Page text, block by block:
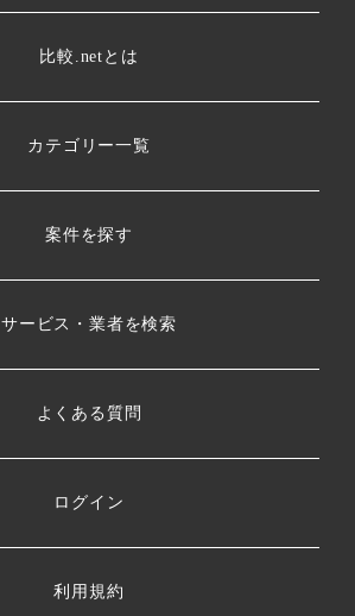
比較.netとは
カテゴリー一覧
案件を探す
サービス・業者を検索
よくある質問
ログイン
利用規約